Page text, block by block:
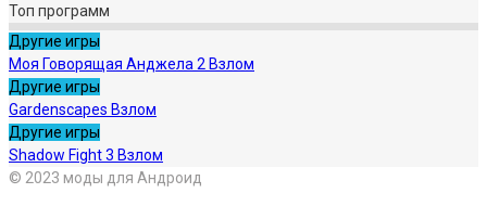
Топ программ
Другие игры
Моя Говорящая Анджела 2 Взлом
Другие игры
Gardenscapes Взлом
Другие игры
Shadow Fight 3 Взлом
© 2023 моды для Андроид